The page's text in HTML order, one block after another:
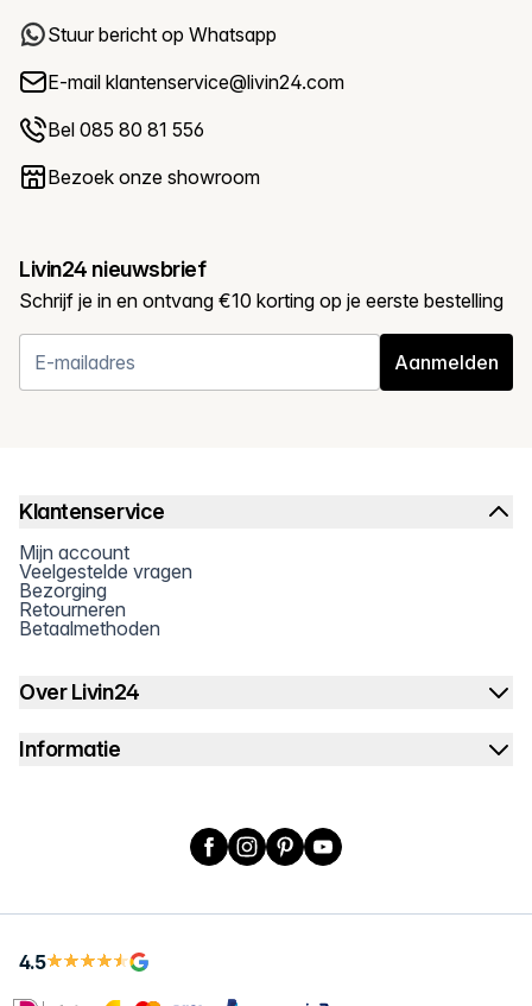
Stuur bericht op Whatsapp
E-mail klantenservice@livin24.com
Bel 085 80 81 556
Bezoek onze showroom
Livin24 nieuwsbrief
Schrijf je in en ontvang €10 korting op je eerste bestelling
Aanmelden
Klantenservice
Mijn account
Veelgestelde vragen
Bezorging
Retourneren
Betaalmethoden
Over Livin24
Informatie
Facebook
Instagram
PinterestYouTube
4.5